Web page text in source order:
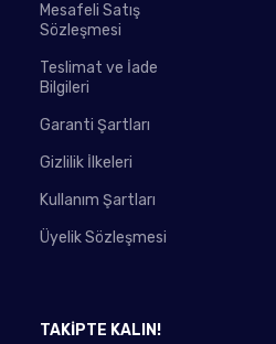
Mesafeli Satış
Sözleşmesi
Teslimat ve İade
Bilgileri
Garanti Şartları
Gizlilik İlkeleri
Kullanım Şartları
Üyelik Sözleşmesi
TAKİPTE KALIN!